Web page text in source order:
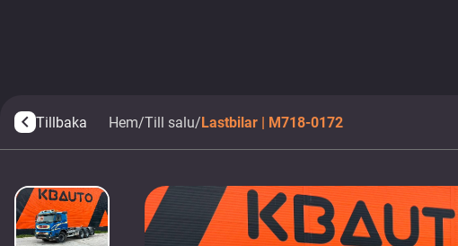
arrow_back_ios Tillbaka Hem/Till salu/Lastbilar | M718-0172